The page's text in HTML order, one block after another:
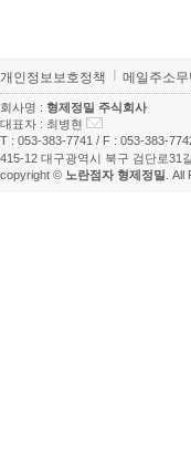
개인정보보호정책 메일주소
회사명 : 형제정밀 주식회사
대표자 : 최병현
T : 053-383-7741 / F : 053-383-
415-12 대구광역시 북구 검단로31
copyright © 노란점자 형제정밀 .